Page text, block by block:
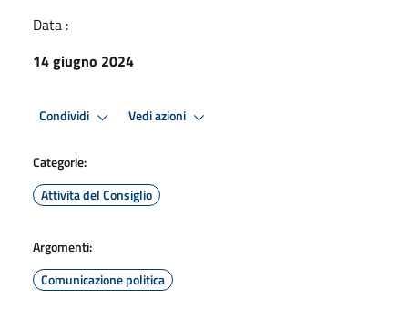
Data :
14 giugno 2024
Condividi Vedi azioni
Categorie:
Attivita del Consiglio
Argomenti:
Comunicazione politica